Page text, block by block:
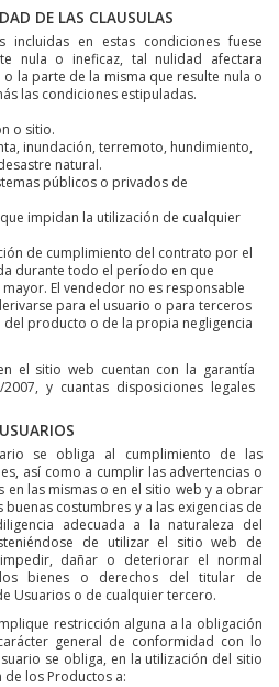
DE LAS CLAUSULAS
incluidas en estas condiciones fuese
nula o ineficaz, tal nulidad afectara
la parte de la misma que resulte nula o
las condiciones estipuladas.
o sitio.
inundación, terremoto, hundimiento,
natural.
públicos o privados de
impidan la utilización de cualquier
de cumplimiento del contrato por el
durante todo el período en que
El vendedor no es responsable
para el usuario o para terceros
del producto o de la propia negligencia
el sitio web cuentan con la garantía
y cuantas disposiciones legales
se obliga al cumplimiento de las
así como a cumplir las advertencias o
en las mismas o en el sitio web y a obrar
costumbres y a las exigencias de
adecuada a la naturaleza del
de utilizar el sitio web de
dañar o deteriorar el normal
bienes o derechos del titular de
Usuarios o de cualquier tercero.
restricción alguna a la obligación
general de conformidad con lo
se obliga, en la utilización del sitio
los Productos a: